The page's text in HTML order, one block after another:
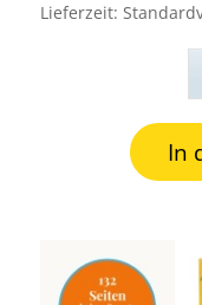
Lieferzeit:
In